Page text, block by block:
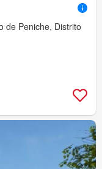
de Peniche, Distrito